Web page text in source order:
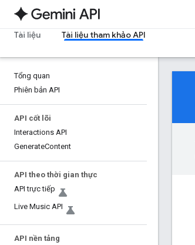
Tài liệu Tài liệu tham khảo API
Tổng quan
Phiên bản API
API cốt lõi
Interactions API
GenerateContent
API theo thời gian thực
API trực tiếp
Live Music API
API nền tảng